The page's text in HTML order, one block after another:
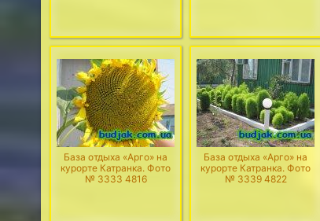
База отдыха «Арго» на
курорте Катранка. Фото
№ 3333 4816
База отдыха «Арго» на
курорте Катранка. Фото
№ 3339 4822